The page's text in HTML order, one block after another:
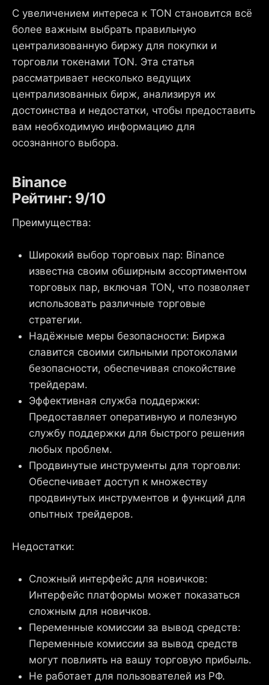
С увеличением интереса к TON становится всё
более важным выбрать правильную
централизованную биржу для покупки и
торговли токенами TON. Эта статья
рассматривает несколько ведущих
централизованных бирж, анализируя их
достоинства и недостатки, чтобы предоставить
вам необходимую информацию для
осознанного выбора.
Binance
Рейтинг: 9/10
Преимущества:
Широкий выбор торговых пар: Binance
известна своим обширным ассортиментом
торговых пар, включая TON, что позволяет
использовать различные торговые
стратегии.
Надёжные меры безопасности: Биржа
славится своими сильными протоколами
безопасности, обеспечивая спокойствие
трейдерам.
Эффективная служба поддержки:
Предоставляет оперативную и полезную
службу поддержки для быстрого решения
любых проблем.
Продвинутые инструменты для торговли:
Обеспечивает доступ к множеству
продвинутых инструментов и функций для
опытных трейдеров.
Недостатки:
Сложный интерфейс для новичков:
Интерфейс платформы может показаться
сложным для новичков.
Переменные комиссии за вывод средств:
Переменные комиссии за вывод средств
могут повлиять на вашу торговую прибыль.
Не работает для пользователей из РФ.